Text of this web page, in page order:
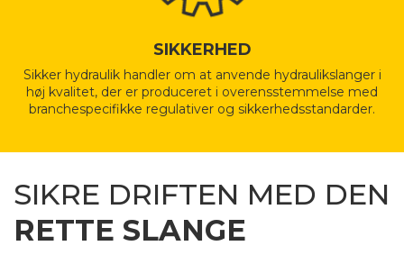
SIKKERHED
Sikker hydraulik handler om at anvende hydraulikslanger i
høj kvalitet, der er produceret i overensstemmelse med
branchespecifikke regulativer og sikkerhedsstandarder.
SIKRE DRIFTEN MED DEN
RETTE SLANGE